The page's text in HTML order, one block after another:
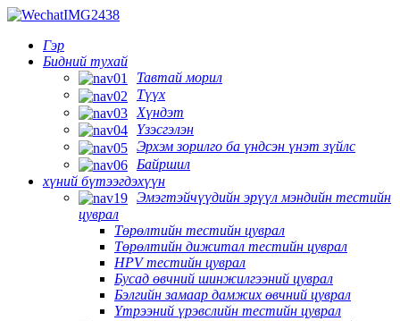
Гэр
Бидний тухай
Тавтай морил
Түүх
Хүндэт
Үзэсгэлэн
Эрхэм зорилго ба үндсэн үнэт зүйлс
Байршил
хүний ​​бүтээгдэхүүн
Эмэгтэйчүүдийн эрүүл мэндийн тестийн
цуврал
Төрөлтийн тестийн цуврал
Төрөлтийн дижитал тестийн цуврал
HPV тестийн цуврал
Бусад өвчний шинжилгээний цуврал
Бэлгийн замаар дамжих өвчний цуврал
Үтрээний үрэвслийн тестийн цуврал